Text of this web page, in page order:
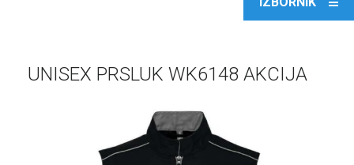
UNISEX PRSLUK WK6148 AKCIJA